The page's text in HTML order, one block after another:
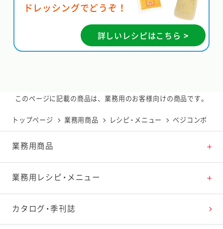
ドレッシングでどうぞ！
詳しいレシピはこちら >
このページに記載の商品は、業務用のお客様向けの商品です。
トップページ 業務用商品 レシピ・メニュー ベジコンボ
業務用商品
商品一覧
新商品
業務用レシピ・メニュー
レシピトップ
カタログ・季刊誌